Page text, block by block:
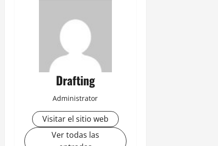
Drafting
Administrator
Visitar el sitio web
Ver todas las